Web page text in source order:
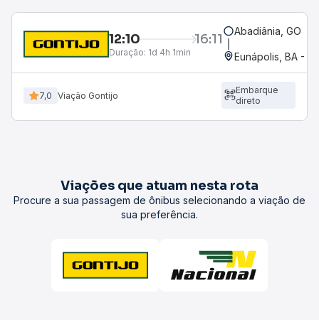
12:10 16:11
Duração: 1d 4h 1min
Abadiânia, GO
Eunápolis, BA -
7,0 Viação Gontijo
Embarque
direto
Viações que atuam nesta rota
Procure a sua passagem de ônibus selecionando a viação de
sua preferência.